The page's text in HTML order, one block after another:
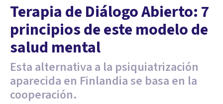
Terapia de Diálogo Abierto: 7
principios de este modelo de
salud mental
Esta alternativa a la psiquiatrización
aparecida en Finlandia se basa en la
cooperación.